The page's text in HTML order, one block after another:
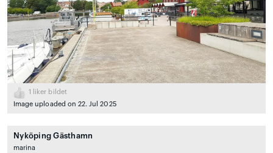
1
liker bildet
Image uploaded on 22. Jul 2025
Nyköping Gästhamn
marina